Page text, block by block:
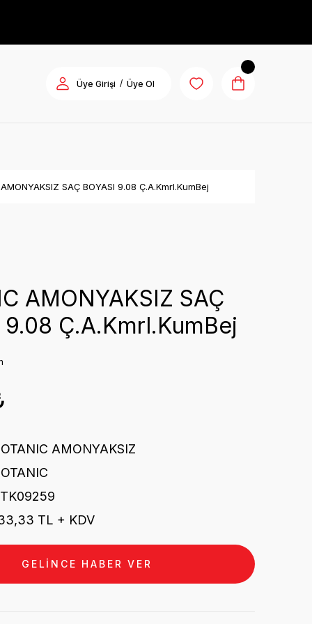
Üye Girişi / Üye Ol
SAÇ BOYASI 9.08 Ç.A.Kmrl.KumBej
AMONYAKSIZ SAÇ
9.08 Ç.A.Kmrl.KumBej
AMONYAKSIZ
TL + KDV
GELİNCE HABER VER